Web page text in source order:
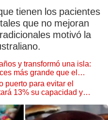
tienen los pacientes
que no mejoran
motivó la
y transformó una isla:
más grande que el
puerto para evitar el
13% su capacidad y